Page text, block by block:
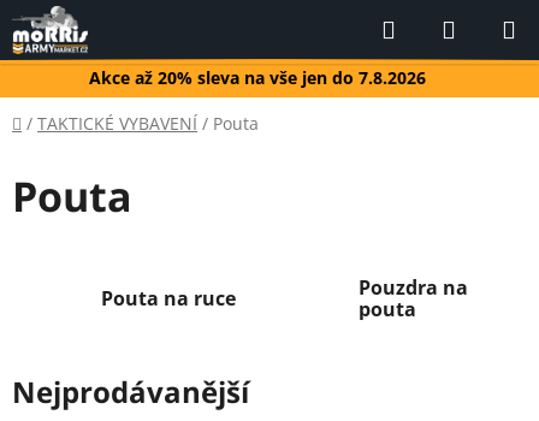
Přejít
na
obsah
Akce až 20% sleva na vše jen do 7.8.2026
Hledat
KOŠÍK
Domů
/ TAKTICKÉ VYBAVENÍ / Pouta
Pouta
Pouta na ruce
Pouzdra na
pouta
Nejprodávanější